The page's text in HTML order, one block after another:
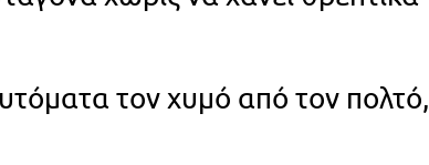
τον χυμό από τον πολτό,